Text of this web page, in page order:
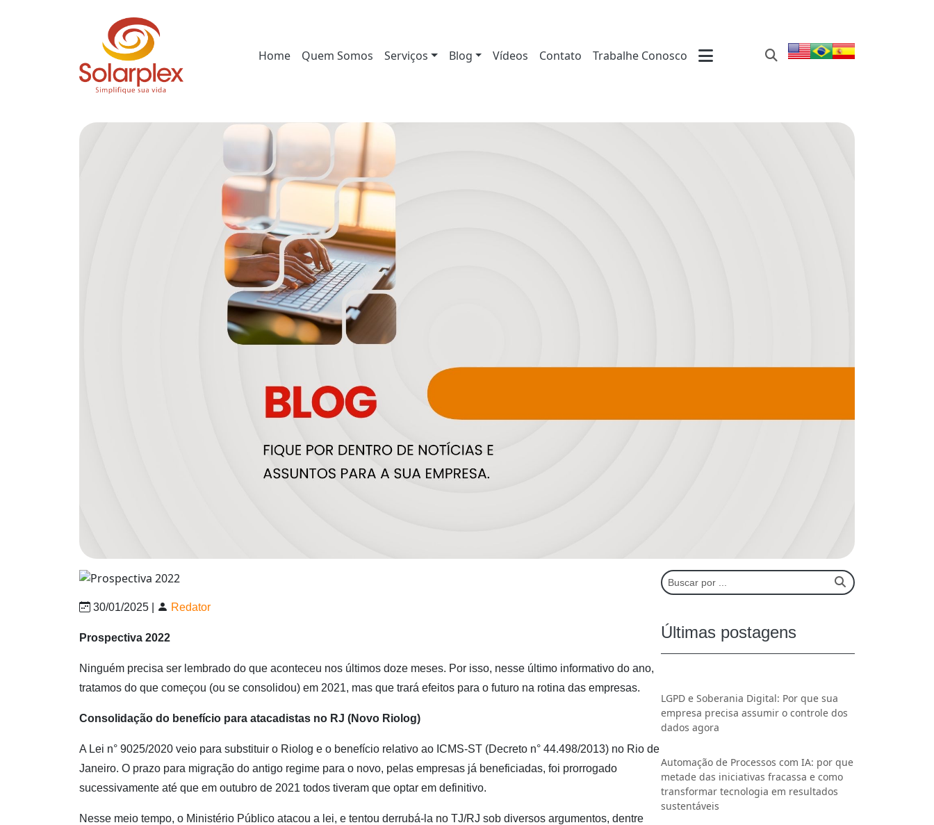
Home Quem Somos Serviços Blog Vídeos Contato Trabalhe Conosco
30/01/2025 | Redator
Prospectiva 2022
Ninguém precisa ser lembrado do que aconteceu nos últimos doze meses. Por isso, nesse último informativo do ano,
tratamos do que começou (ou se consolidou) em 2021, mas que trará efeitos para o futuro na rotina das empresas.
Consolidação do benefício para atacadistas no RJ (Novo Riolog)
A Lei n° 9025/2020 veio para substituir o Riolog e o benefício relativo ao ICMS-ST (Decreto n° 44.498/2013) no Rio de
Janeiro. O prazo para migração do antigo regime para o novo, pelas empresas já beneficiadas, foi prorrogado
sucessivamente até que em outubro de 2021 todos tiveram que optar em definitivo.
Nesse meio tempo, o Ministério Público atacou a lei, e tentou derrubá-la no TJ/RJ sob diversos argumentos, dentre
Últimas postagens
LGPD e Soberania Digital: Por que sua
empresa precisa assumir o controle dos
dados agora
Automação de Processos com IA: por que
metade das iniciativas fracassa e como
transformar tecnologia em resultados
sustentáveis